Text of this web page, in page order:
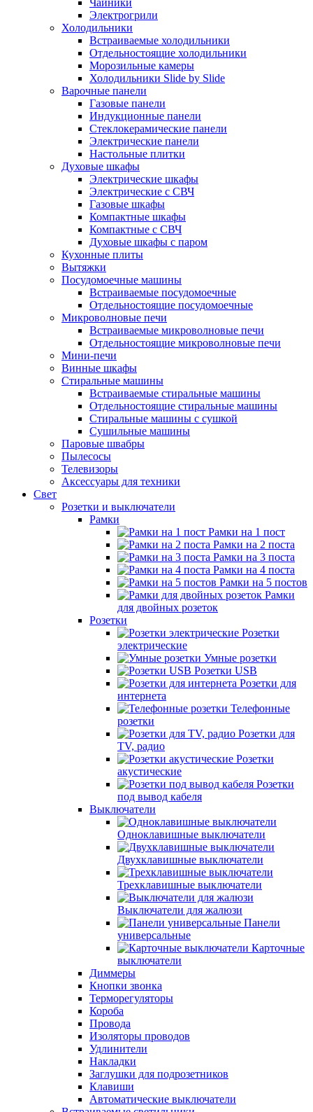
Чайники
Электрогрили
Холодильники
Встраиваемые холодильники
Отдельностоящие холодильники
Морозильные камеры
Холодильники Slide by Slide
Варочные панели
Газовые панели
Индукционные панели
Стеклокерамические панели
Электрические панели
Настольные плитки
Духовые шкафы
Электрические шкафы
Электрические с СВЧ
Газовые шкафы
Компактные шкафы
Компактные с СВЧ
Духовые шкафы с паром
Кухонные плиты
Вытяжки
Посудомоечные машины
Встраиваемые посудомоечные
Отдельностоящие посудомоечные
Микроволновые печи
Встраиваемые микроволновые печи
Отдельностоящие микроволновые печи
Мини-печи
Винные шкафы
Стиральные машины
Встраиваемые стиральные машины
Отдельностоящие стиральные машины
Стиральные машины с сушкой
Сушильные машины
Паровые швабры
Пылесосы
Телевизоры
Аксессуары для техники
Свет
Розетки и выключатели
Рамки
Рамки на 1 пост
Рамки на 2 поста
Рамки на 3 поста
Рамки на 4 поста
Рамки на 5 постов
Рамки
для двойных розеток
Розетки
Розетки
электрические
Умные розетки
Розетки USB
Розетки для
интернета
Телефонные
розетки
Розетки для
TV, радио
Розетки
акустические
Розетки
под вывод кабеля
Выключатели
Одноклавишные выключатели
Двухклавишные выключатели
Трехклавишные выключатели
Выключатели для жалюзи
Панели
универсальные
Карточные
выключатели
Диммеры
Кнопки звонка
Терморегуляторы
Короба
Провода
Изоляторы проводов
Удлинители
Накладки
Заглушки для подрозетников
Клавиши
Автоматические выключатели